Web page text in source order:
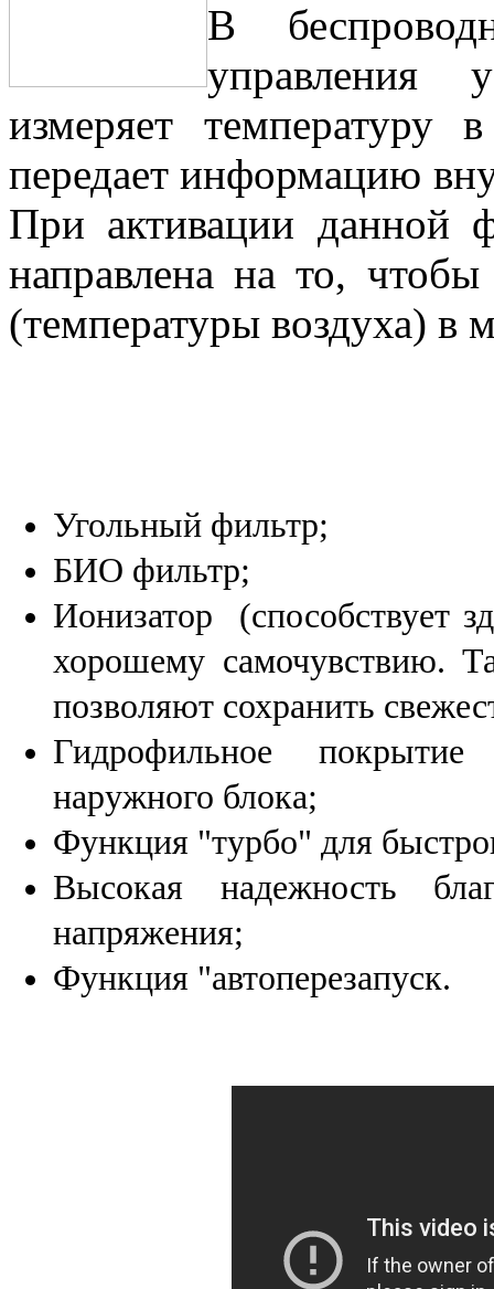
В
управления
измеряет температуру
передает информацию
При активации данной
направлена на то,
(температуры воздуха) в
Угольный фильтр;
БИО фильтр;
Ионизатор (способствует
хорошему самочувствию.
позволяют сохранить
Гидрофильное
наружного блока;
Функция "турбо" для
Высокая надежность
напряжения;
Функция "автоперезапуск.